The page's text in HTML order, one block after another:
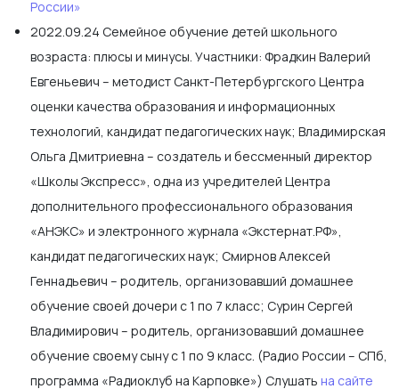
России»
2022.09.24 Семейное обучение детей школьного
возраста: плюсы и минусы. Участники: Фрадкин Валерий
Евгеньевич – методист Санкт-Петербургского Центра
оценки качества образования и информационных
технологий, кандидат педагогических наук; Владимирская
Ольга Дмитриевна – создатель и бессменный директор
«Школы Экспресс», одна из учредителей Центра
дополнительного профессионального образования
«АНЭКС» и электронного журнала «Экстернат.РФ»,
кандидат педагогических наук; Смирнов Алексей
Геннадьевич – родитель, организовавший домашнее
обучение своей дочери с 1 по 7 класс; Сурин Сергей
Владимирович – родитель, организовавший домашнее
обучение своему сыну с 1 по 9 класс. (Радио России – СПб,
программа «Радиоклуб на Карповке») Слушать на сайте